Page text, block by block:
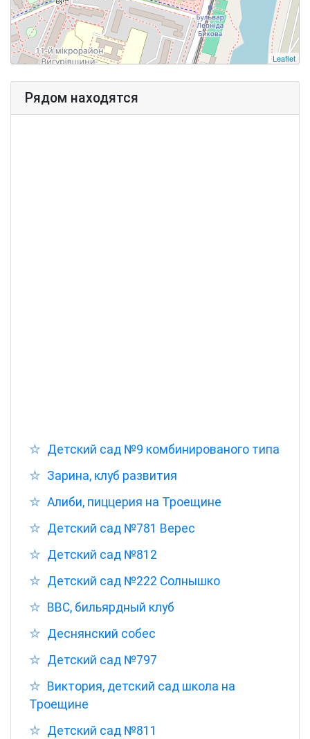
Leaflet
Рядом находятся
Детский сад №9 комбинированого типа
Зарина, клуб развития
Алиби, пиццерия на Троещине
Детский сад №781 Верес
Детский сад №812
Детский сад №222 Солнышко
ВВС, бильярдный клуб
Деснянский собес
Детский сад №797
Виктория, детский сад школа на
Троещине
Детский сад №811